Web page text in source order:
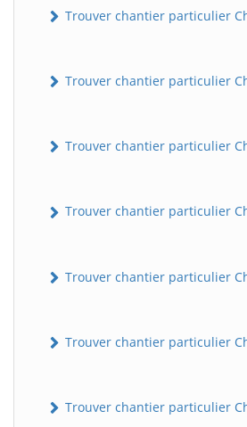
Trouver chantier particulier
Trouver chantier particulier
Trouver chantier particulier
Trouver chantier particulier
Trouver chantier particulier
Trouver chantier particulier
Trouver chantier particulier